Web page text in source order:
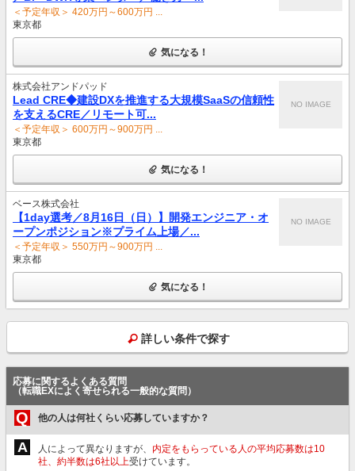
＜予定年収＞ 420万円～600万円 ...
東京都
気になる！
株式会社アンドパッド
Lead CRE◆建設DXを推進する大規模SaaSの信頼性
を支えるCRE／リモート可...
＜予定年収＞ 600万円～900万円 ...
東京都
NO IMAGE
気になる！
ベース株式会社
【1day選考／8月16日（日）】開発エンジニア・オ
ープンポジション※プライム上場／...
＜予定年収＞ 550万円～900万円 ...
東京都
NO IMAGE
気になる！
詳しい条件で探す
応募に関するよくある質問
（転職EXによく寄せられる一般的な質問）
Q 他の人は何社くらい応募していますか？
A 人によって異なりますが、 内定をもらっている人の平均応募数は10
社、約半数は6社以上受けています。